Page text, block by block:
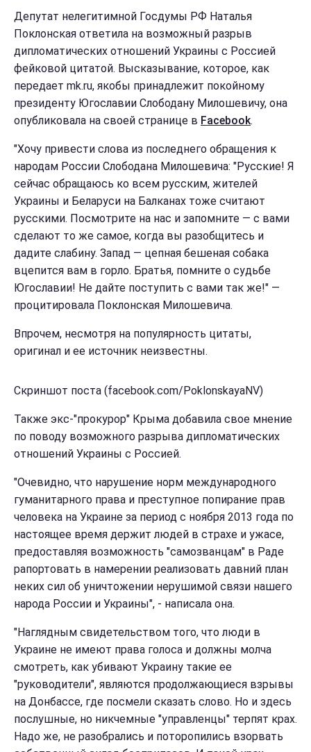
Депутат нелегитимной Госдумы РФ Наталья
Поклонская ответила на возможный разрыв
дипломатических отношений Украины с Россией
фейковой цитатой. Высказывание, которое, как
передает mk.ru, якобы принадлежит покойному
президенту Югославии Слободану Милошевичу, она
опубликовала на своей странице в Facebook.
"Хочу привести слова из последнего обращения к
народам России Слободана Милошевича: "Русские! Я
сейчас обращаюсь ко всем русским, жителей
Украины и Беларуси на Балканах тоже считают
русскими. Посмотрите на нас и запомните — с вами
сделают то же самое, когда вы разобщитесь и
дадите слабину. Запад — цепная бешеная собака
вцепится вам в горло. Братья, помните о судьбе
Югославии! Не дайте поступить с вами так же!" —
процитировала Поклонская Милошевича.
Впрочем, несмотря на популярность цитаты,
оригинал и ее источник неизвестны.
Скриншот поста (facebook.com/PoklonskayaNV)
Также экс-"прокурор" Крыма добавила свое мнение
по поводу возможного разрыва дипломатических
отношений Украины с Россией.
"Очевидно, что нарушение норм международного
гуманитарного права и преступное попирание прав
человека на Украине за период с ноября 2013 года по
настоящее время держит людей в страхе и ужасе,
предоставляя возможность "самозванцам" в Раде
рапортовать в намерении реализовать давний план
неких сил об уничтожении нерушимой связи нашего
народа России и Украины", - написала она.
"Наглядным свидетельством того, что люди в
Украине не имеют права голоса и должны молча
смотреть, как убивают Украину такие ее
"руководители", являются продолжающиеся взрывы
на Донбассе, где посмели сказать слово. Но и здесь
послушные, но никчемные "управленцы" терпят крах.
Надо же, не разобрались и поторопились взорвать